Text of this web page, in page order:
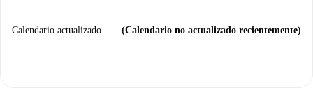
Calendario actualizado (Calendario no actualizado recientemente)